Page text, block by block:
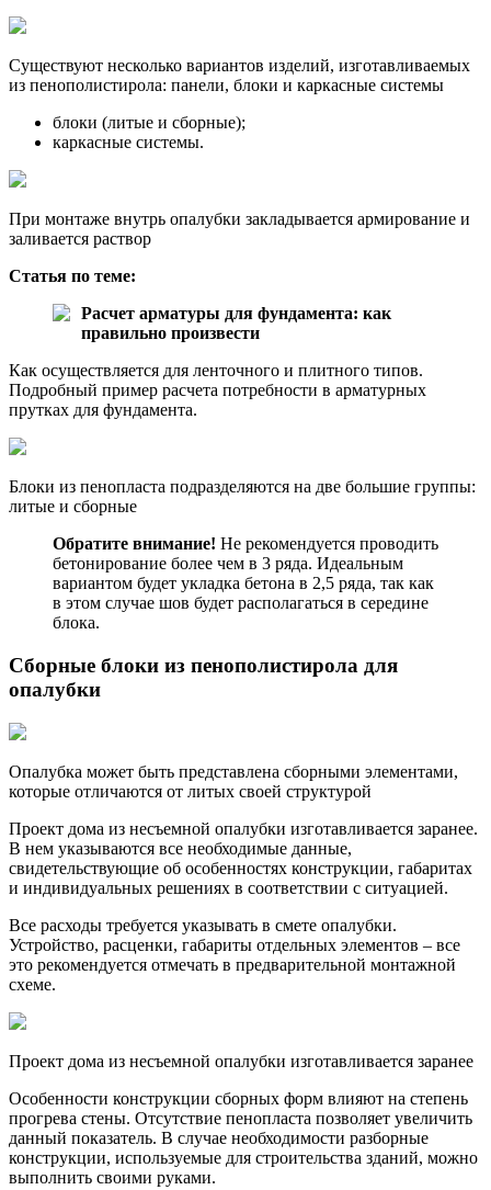
Существуют несколько вариантов изделий, изготавливаемых
из пенополистирола: панели, блоки и каркасные системы
блоки (литые и сборные);
каркасные системы.
При монтаже внутрь опалубки закладывается армирование и
заливается раствор
Статья по теме:
Расчет арматуры для фундамента: как
правильно произвести
Как осуществляется для ленточного и плитного типов.
Подробный пример расчета потребности в арматурных
прутках для фундамента.
Блоки из пенопласта подразделяются на две большие группы:
литые и сборные
Обратите внимание! Не рекомендуется проводить
бетонирование более чем в 3 ряда. Идеальным
вариантом будет укладка бетона в 2,5 ряда, так как
в этом случае шов будет располагаться в середине
блока.
Сборные блоки из пенополистирола для
опалубки
Опалубка может быть представлена сборными элементами,
которые отличаются от литых своей структурой
Проект дома из несъемной опалубки изготавливается заранее.
В нем указываются все необходимые данные,
свидетельствующие об особенностях конструкции, габаритах
и индивидуальных решениях в соответствии с ситуацией.
Все расходы требуется указывать в смете опалубки.
Устройство, расценки, габариты отдельных элементов – все
это рекомендуется отмечать в предварительной монтажной
схеме.
Проект дома из несъемной опалубки изготавливается заранее
Особенности конструкции сборных форм влияют на степень
прогрева стены. Отсутствие пенопласта позволяет увеличить
данный показатель. В случае необходимости разборные
конструкции, используемые для строительства зданий, можно
выполнить своими руками.